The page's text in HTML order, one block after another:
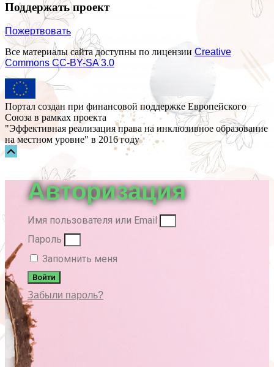
Поддержать проект
Пожертвовать
Все материалы сайта доступны по лицензии Creative
Commons СС-BY-SA 3.0
Портал создан при финансовой поддержке Европейского
Союза в рамках проекта
"Эффективная реализация права на инклюзивное образование
на местном уровне" в 2016 году
Авторизация
Имя пользователя или Email
Пароль
Запомнить меня
Войти
Забыли пароль?